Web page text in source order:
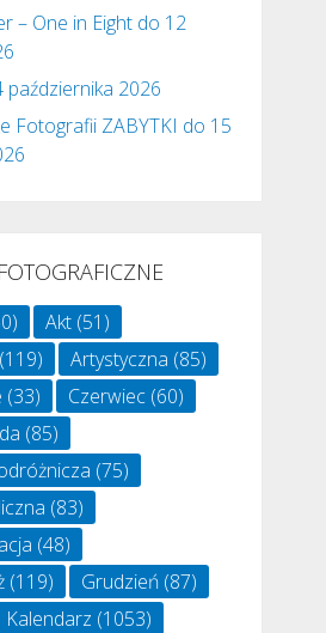
– One in Eight do 12
2026
Fotografii ZABYTKI do 15
Akt(51)
(119) Artystyczna (85)
(33) Czerwiec(60)
(85)
(75)
(83)
(48)
(119) Grudzień(87)
Kalendarz (1053)